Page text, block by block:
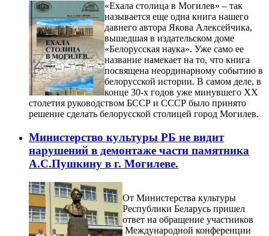
«Ехала столица в Могилев» – так
называется еще одна книга нашего
давнего автора Якова Алексейчика,
вышедшая в издательском доме
«Белорусская наука». Уже само ее
название намекает на то, что книга
посвящена неординарному событию в
белорусской истории. В самом деле, в
конце 30-х годов уже минувшего ХХ
столетия руководством БССР и СССР было принято
решение сделать белорусской столицей город Могилев.
Министерство культуры РБ не видит
нарушений в демонтаже части памятника
А.С.Пушкину в г. Могилеве.
От Министерства культуры
Республики Беларусь пришел
ответ на обращение участников
Международной конференции